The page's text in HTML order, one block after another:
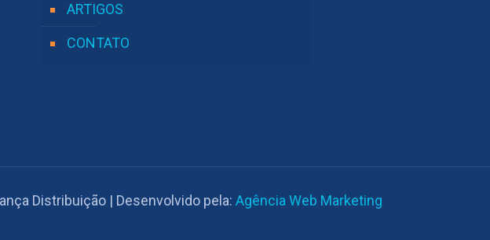
ARTIGOS
CONTATO
Distribuição | Desenvolvido pela: Agência Web Marketing